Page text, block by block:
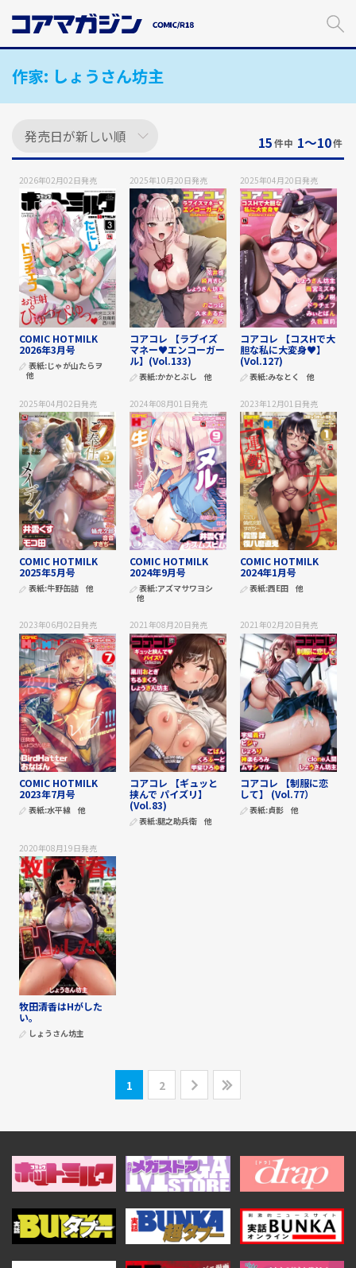
ン
作家: しょうさん坊主
15件中 1〜10件
2026年02月02日発売
COMIC HOTMILK
2026年3月号
表紙:じゃが山たらヲ
他
2025年10月20日発売
コアコレ 【ラブイズ
マネー♥エンコーガー
ル】(Vol.133)
表紙:かかとぶし 他
2025年04月20日発売
コアコレ 【コスHで大
胆な私に大変身♥】
(Vol.127)
表紙:みなとく 他
2025年04月02日発売
COMIC HOTMILK
2025年5月号
表紙:牛野缶詰 他
2024年08月01日発売
COMIC HOTMILK
2024年9月号
表紙:アズマサワヨシ
他
2023年12月01日発売
COMIC HOTMILK
2024年1月号
表紙:西E田 他
2023年06月02日発売
COMIC HOTMILK
2023年7月号
表紙:水平線 他
2021年08月20日発売
コアコレ 【ギュッと
挟んで パイズリ】
(Vol.83)
表紙:腿之助兵衛 他
2021年02月20日発売
コアコレ 【制服に恋
して】 (Vol.77）
表紙:貞影 他
2020年08月19日発売
牧田清香はHがした
い。
しょうさん坊主
1 2